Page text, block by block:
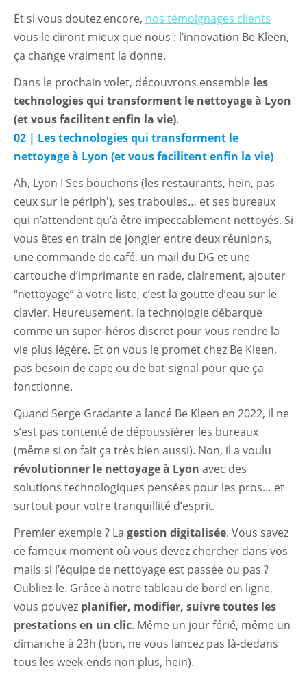
Et si vous doutez encore, nos témoignages clients
vous le diront mieux que nous : l’innovation Be Kleen,
ça change vraiment la donne.
Dans le prochain volet, découvrons ensemble les
technologies qui transforment le nettoyage à Lyon
(et vous facilitent enfin la vie).
02 | Les technologies qui transforment le
nettoyage à Lyon (et vous facilitent enfin la vie)
Ah, Lyon ! Ses bouchons (les restaurants, hein, pas
ceux sur le périph'), ses traboules… et ses bureaux
qui n’attendent qu’à être impeccablement nettoyés. Si
vous êtes en train de jongler entre deux réunions,
une commande de café, un mail du DG et une
cartouche d’imprimante en rade, clairement, ajouter
“nettoyage” à votre liste, c’est la goutte d’eau sur le
clavier. Heureusement, la technologie débarque
comme un super-héros discret pour vous rendre la
vie plus légère. Et on vous le promet chez Be Kleen,
pas besoin de cape ou de bat-signal pour que ça
fonctionne.
Quand Serge Gradante a lancé Be Kleen en 2022, il ne
s’est pas contenté de dépoussiérer les bureaux
(même si on fait ça très bien aussi). Non, il a voulu
révolutionner le nettoyage à Lyon avec des
solutions technologiques pensées pour les pros… et
surtout pour votre tranquillité d’esprit.
Premier exemple ? La gestion digitalisée. Vous savez
ce fameux moment où vous devez chercher dans vos
mails si l’équipe de nettoyage est passée ou pas ?
Oubliez-le. Grâce à notre tableau de bord en ligne,
vous pouvez planifier, modifier, suivre toutes les
prestations en un clic. Même un jour férié, même un
dimanche à 23h (bon, ne vous lancez pas là-dedans
tous les week-ends non plus, hein).